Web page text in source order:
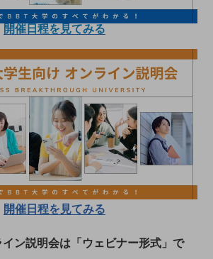
開催日程を見てみる
開催日程を見てみる
ン説明会は「ウェビナー形式」で